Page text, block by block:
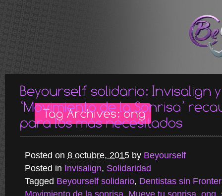
Posted on 8 octubre, 2015 by Beyourself
Posted in Invisalign, Solidaridad
Tagged Beyourself solidario, Dentistas sin
Movimiento de la sonrisa, Mueve tu sonrisa, ong,